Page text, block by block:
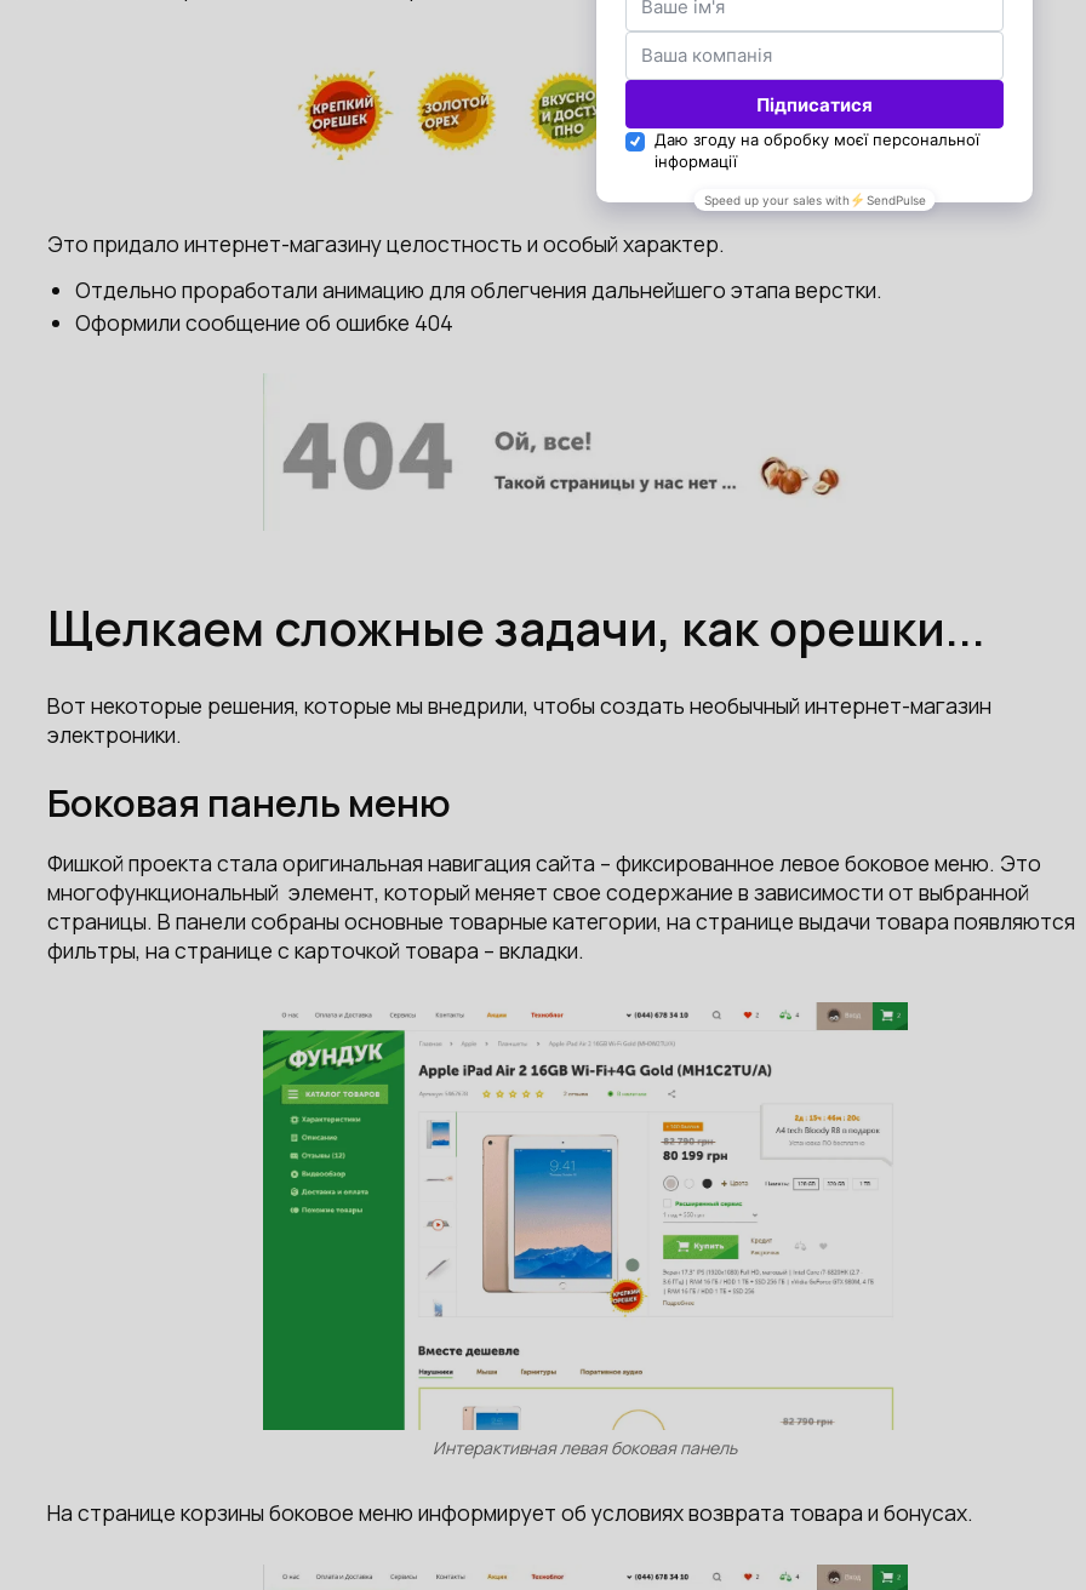
Это придало интернет-магазину целостность и особый характер.
Отдельно проработали анимацию для облегчения дальнейшего этапа верстки.
Оформили сообщение об ошибке 404
Щелкаем сложные задачи, как орешки...
Вот некоторые решения, которые мы внедрили, чтобы создать необычный интернет-магазин
электроники.
Боковая панель меню
Фишкой проекта стала оригинальная навигация сайта – фиксированное левое боковое меню. Это
многофункциональный элемент, который меняет свое содержание в зависимости от выбранной
страницы. В панели собраны основные товарные категории, на странице выдачи товара появляются
фильтры, на странице с карточкой товара – вкладки.
Интерактивная левая боковая панель
На странице корзины боковое меню информирует об условиях возврата товара и бонусах.